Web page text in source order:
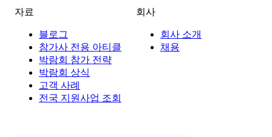
자료
블로그
참가사 전용 아티클
박람회 참가 전략
박람회 상식
고객 사례
전국 지원사업 조회
회사
회사 소개
채용